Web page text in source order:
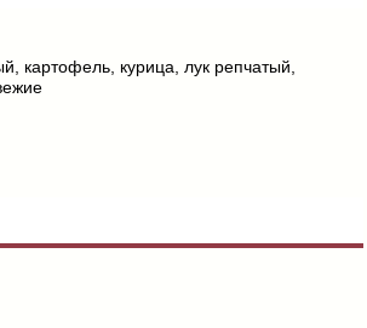
картофель курица лук репчатый